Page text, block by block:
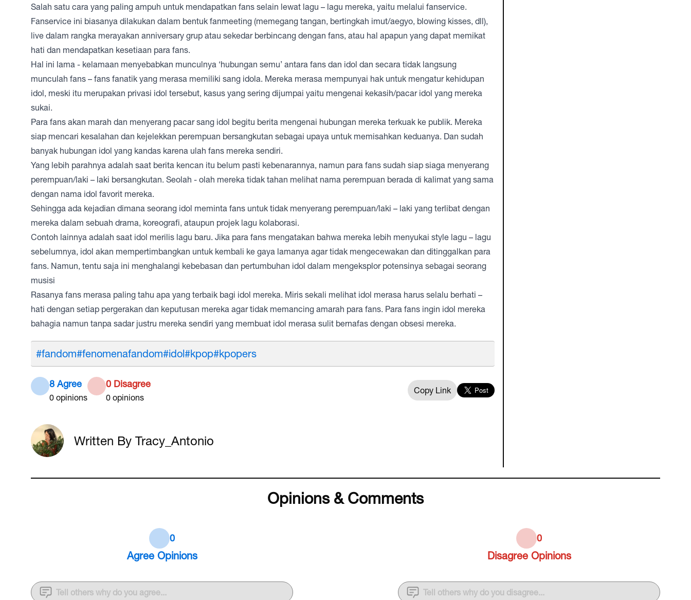
Salah satu cara yang paling ampuh untuk mendapatkan fans selain lewat lagu – lagu mereka, yaitu melalui fanservice.
Fanservice ini biasanya dilakukan dalam bentuk fanmeeting (memegang tangan, bertingkah imut/aegyo, blowing kisses, dll),
live dalam rangka merayakan anniversary grup atau sekedar berbincang dengan fans, atau hal apapun yang dapat memikat
hati dan mendapatkan kesetiaan para fans.
Hal ini lama - kelamaan menyebabkan munculnya ‘hubungan semu’ antara fans dan idol dan secara tidak langsung
munculah fans – fans fanatik yang merasa memiliki sang idola. Mereka merasa mempunyai hak untuk mengatur kehidupan
idol, meski itu merupakan privasi idol tersebut, kasus yang sering dijumpai yaitu mengenai kekasih/pacar idol yang mereka
sukai.
Para fans akan marah dan menyerang pacar sang idol begitu berita mengenai hubungan mereka terkuak ke publik. Mereka
siap mencari kesalahan dan kejelekkan perempuan bersangkutan sebagai upaya untuk memisahkan keduanya. Dan sudah
banyak hubungan idol yang kandas karena ulah fans mereka sendiri.
Yang lebih parahnya adalah saat berita kencan itu belum pasti kebenarannya, namun para fans sudah siap siaga menyerang
perempuan/laki – laki bersangkutan. Seolah - olah mereka tidak tahan melihat nama perempuan berada di kalimat yang sama
dengan nama idol favorit mereka.
Sehingga ada kejadian dimana seorang idol meminta fans untuk tidak menyerang perempuan/laki – laki yang terlibat dengan
mereka dalam sebuah drama, koreografi, ataupun projek lagu kolaborasi.
Contoh lainnya adalah saat idol merilis lagu baru. Jika para fans mengatakan bahwa mereka lebih menyukai style lagu – lagu
sebelumnya, idol akan mempertimbangkan untuk kembali ke gaya lamanya agar tidak mengecewakan dan ditinggalkan para
fans. Namun, tentu saja ini menghalangi kebebasan dan pertumbuhan idol dalam mengeksplor potensinya sebagai seorang
musisi
Rasanya fans merasa paling tahu apa yang terbaik bagi idol mereka. Miris sekali melihat idol merasa harus selalu berhati –
hati dengan setiap pergerakan dan keputusan mereka agar tidak memancing amarah para fans. Para fans ingin idol mereka
bahagia namun tanpa sadar justru mereka sendiri yang membuat idol merasa sulit bernafas dengan obsesi mereka.
#fandom#fenomenafandom#idol#kpop#kpopers
8 Agree
0 opinions
0 Disagree
0 opinions
Copy Link
Written By Tracy_Antonio
Opinions & Comments
0
Agree Opinions
0
Disagree Opinions
Tell others why do you agree... Tell others why do you disagree...